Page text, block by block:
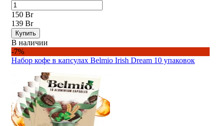
150 Br
139 Br
Купить
В наличии
-7%
Набор кофе в капсулах Belmio Irish Dream 10 упаковок